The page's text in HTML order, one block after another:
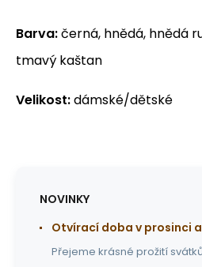
Barva:černá, hnědá, hnědá
tmavý kaštan
Velikost:dámské/dětské
NOVINKY
Otvírací doba v prosinci
Přejeme krásné prožití